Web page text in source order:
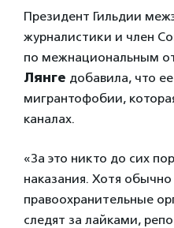
Президент Гильдии
журналистики и член
по межнациональным
Лянге добавила, что
мигрантофобии,
каналах.
«За это никто до сих
наказания. Хотя обычно
правоохранительные
следят за лайками,